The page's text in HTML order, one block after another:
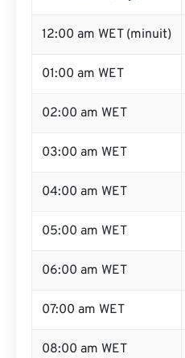
12:00 am WET (minuit)
01:00 am WET
02:00 am WET
03:00 am WET
04:00 am WET
05:00 am WET
06:00 am WET
07:00 am WET
08:00 am WET